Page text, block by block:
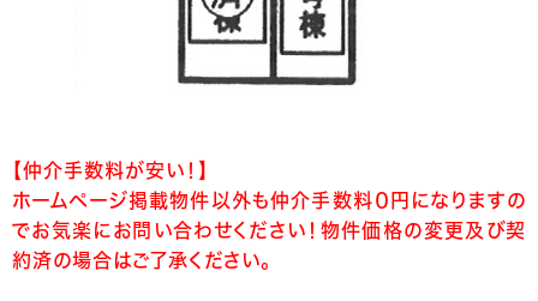
【仲介手数料が安い！】
ホームページ掲載物件以外も仲介手数料０円になりますの
でお気楽にお問い合わせください！物件価格の変更及び契
約済の場合はご了承ください。